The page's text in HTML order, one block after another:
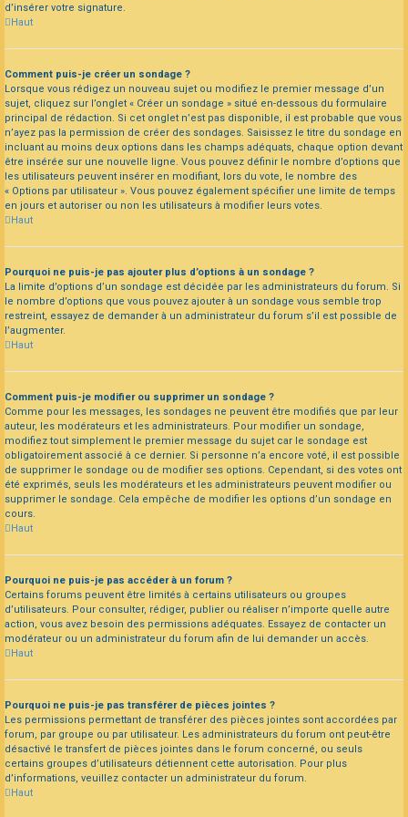
d’insérer votre signature.
Haut
Comment puis-je créer un sondage ?
Lorsque vous rédigez un nouveau sujet ou modifiez le premier message d’un
sujet, cliquez sur l’onglet « Créer un sondage » situé en-dessous du formulaire
principal de rédaction. Si cet onglet n’est pas disponible, il est probable que vous
n’ayez pas la permission de créer des sondages. Saisissez le titre du sondage en
incluant au moins deux options dans les champs adéquats, chaque option devant
être insérée sur une nouvelle ligne. Vous pouvez définir le nombre d’options que
les utilisateurs peuvent insérer en modifiant, lors du vote, le nombre des
« Options par utilisateur ». Vous pouvez également spécifier une limite de temps
en jours et autoriser ou non les utilisateurs à modifier leurs votes.
Haut
Pourquoi ne puis-je pas ajouter plus d’options à un sondage ?
La limite d’options d’un sondage est décidée par les administrateurs du forum. Si
le nombre d’options que vous pouvez ajouter à un sondage vous semble trop
restreint, essayez de demander à un administrateur du forum s’il est possible de
l’augmenter.
Haut
Comment puis-je modifier ou supprimer un sondage ?
Comme pour les messages, les sondages ne peuvent être modifiés que par leur
auteur, les modérateurs et les administrateurs. Pour modifier un sondage,
modifiez tout simplement le premier message du sujet car le sondage est
obligatoirement associé à ce dernier. Si personne n’a encore voté, il est possible
de supprimer le sondage ou de modifier ses options. Cependant, si des votes ont
été exprimés, seuls les modérateurs et les administrateurs peuvent modifier ou
supprimer le sondage. Cela empêche de modifier les options d’un sondage en
cours.
Haut
Pourquoi ne puis-je pas accéder à un forum ?
Certains forums peuvent être limités à certains utilisateurs ou groupes
d’utilisateurs. Pour consulter, rédiger, publier ou réaliser n’importe quelle autre
action, vous avez besoin des permissions adéquates. Essayez de contacter un
modérateur ou un administrateur du forum afin de lui demander un accès.
Haut
Pourquoi ne puis-je pas transférer de pièces jointes ?
Les permissions permettant de transférer des pièces jointes sont accordées par
forum, par groupe ou par utilisateur. Les administrateurs du forum ont peut-être
désactivé le transfert de pièces jointes dans le forum concerné, ou seuls
certains groupes d’utilisateurs détiennent cette autorisation. Pour plus
d’informations, veuillez contacter un administrateur du forum.
Haut